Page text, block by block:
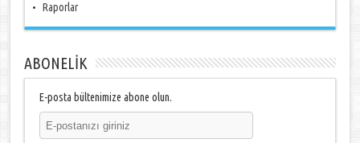
Raporlar
ABONELİK
E-posta bültenimize abone olun.